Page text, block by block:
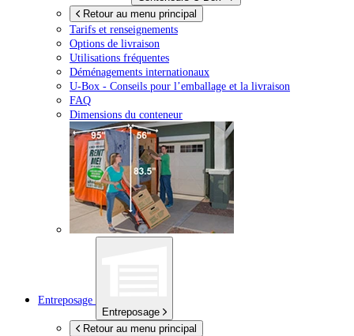
Retour au menu principal
Tarifs et renseignements
Options de livraison
Utilisations fréquentes
Déménagements internationaux
U-Box - Conseils pour l’emballage et la livraison
FAQ
Dimensions du conteneur
Entreposage
Entreposage
Retour au menu principal